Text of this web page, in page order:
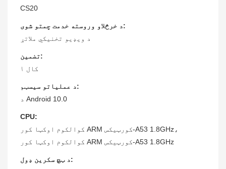
CS20
د خرڅلاو وروسته خدمت چمتو شوی:
د ویډیو تخنیکي ملاتړ
تضمین:
۱ کال
د عملیاتو سیسټم:
د Android 10.0
CPU:
کوالکوم اوکټا کور ARM کورټیکس-A53 1.8GHz،
کوالکوم اوکټا کور ARM کورټیکس-A53 1.8GHz
د ټچ سکرین ډول: